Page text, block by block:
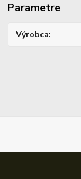
Parametre
Výrobca